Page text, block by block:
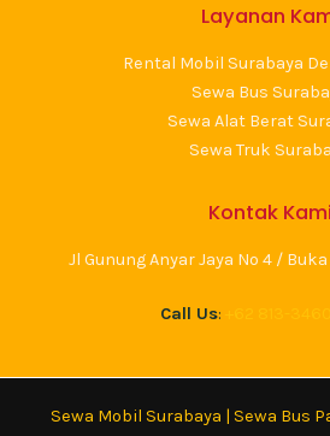
Layanan
Rental Mobil Surabaya
Sewa Bus
Sewa Alat Berat
Sewa Truk
Kontak Kami
Jl Gunung Anyar Jaya No 4 /
Call Us:
Sewa Mobil Surabaya | Sewa Bus